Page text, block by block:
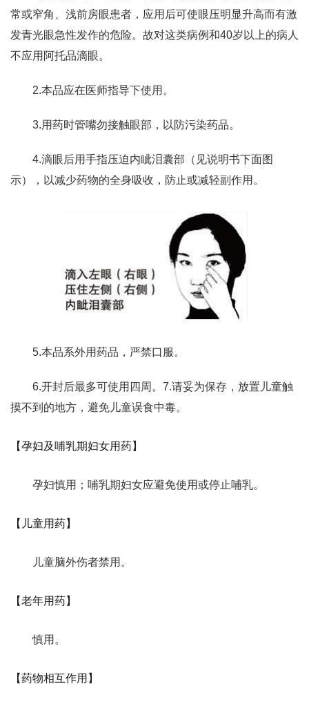
常或窄角、浅前房眼患者，应用后可使眼压明显升高而有激
发青光眼急性发作的危险。故对这类病例和40岁以上的病人
不应用阿托品滴眼。
2.本品应在医师指导下使用。
3.用药时管嘴勿接触眼部，以防污染药品。
4.滴眼后用手指压迫内眦泪囊部（见说明书下面图
示），以减少药物的全身吸收，防止或减轻副作用。
5.本品系外用药品，严禁口服。
6.开封后最多可使用四周。7.请妥为保存，放置儿童触
摸不到的地方，避免儿童误食中毒。
【孕妇及哺乳期妇女用药】
孕妇慎用；哺乳期妇女应避免使用或停止哺乳。
【儿童用药】
儿童脑外伤者禁用。
【老年用药】
慎用。
【药物相互作用】